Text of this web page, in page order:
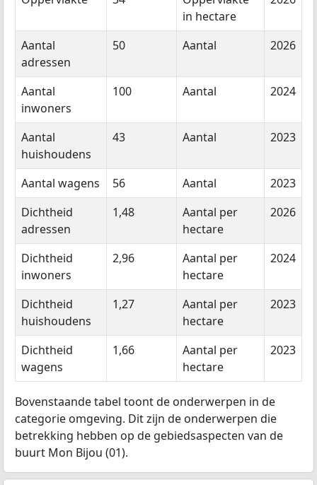
in hectare
Aantal
adressen
50 Aantal 2026
Aantal
inwoners
100 Aantal 2024
Aantal
huishoudens
43 Aantal 2023
Aantal wagens 56 Aantal
2023
Dichtheid
adressen
1,48
Aantal per
hectare
2026
Dichtheid
inwoners
2,96
Aantal per
hectare
2024
Dichtheid
huishoudens
1,27
Aantal per
hectare
2023
Dichtheid
wagens
1,66
Aantal per
hectare
2023
Bovenstaande tabel toont de onderwerpen in de
categorie omgeving. Dit zijn de onderwerpen die
betrekking hebben op de gebiedsaspecten van de
buurt Mon Bijou (01).